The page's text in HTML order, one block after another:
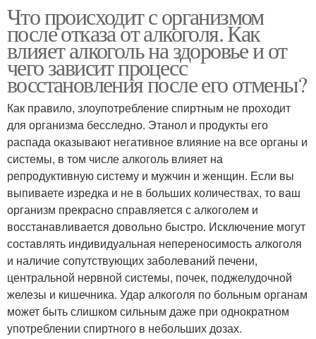
Симптомы при отказе Отказ от употребления
Тяга к алкоголю Мозг до отказа
Отказание от алкоголя Отмены при отказе
Самостоятельный отказ
Человек к
самостоятельному
отказу
Помочь в
самостоятельном
Зависимости от
алкоголя
Что происходит с организмом
после отказа от алкоголя. Как
влияет алкоголь на здоровье и от
чего зависит процесс
восстановления после его отмены?
Как правило, злоупотребление спиртным не проходит
для организма бесследно. Этанол и продукты его
распада оказывают негативное влияние на все органы и
системы, в том числе алкоголь влияет на
репродуктивную систему и мужчин и женщин. Если вы
выпиваете изредка и не в больших количествах, то ваш
организм прекрасно справляется с алкоголем и
восстанавливается довольно быстро. Исключение могут
составлять индивидуальная непереносимость алкоголя
и наличие сопутствующих заболеваний печени,
центральной нервной системы, почек, поджелудочной
железы и кишечника. Удар алкоголя по больным органам
может быть слишком сильным даже при однократном
употреблении спиртного в небольших дозах.